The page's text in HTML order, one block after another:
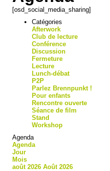
[osd_social_media_sharing]
Catégories
Afterwork
Club de lecture
Conférence
Discussion
Fermeture
Lecture
Lunch-débat
P2P
Parlez Brennpunkt !
Pour enfants
Rencontre ouverte
Séance de film
Stand
Workshop
Agenda
Agenda
Jour
Mois
août 2026 Août 2026